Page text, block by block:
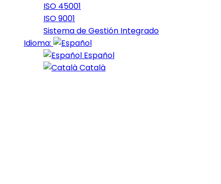
ISO 45001
ISO 9001
Sistema de Gestión Integrado
Idioma:
Español
Català